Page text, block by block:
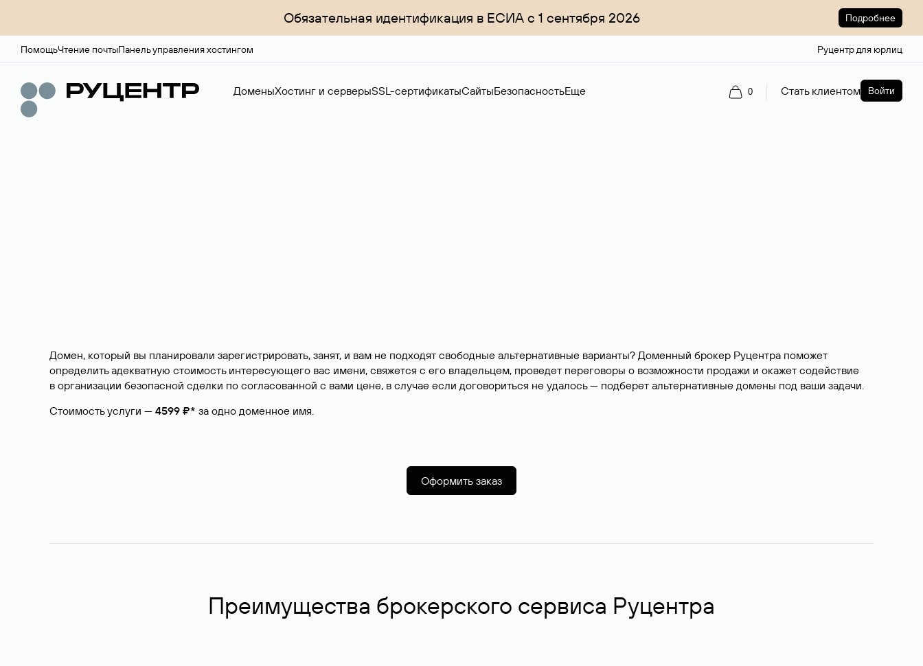
Обязательная идентификация в ЕСИА с 1 сентября 2026 Подробнее
ПомощьЧтение почтыПанель управления хостингом Руцентр для юрлиц
ДоменыХостинг и серверыSSL-сертификатыСайтыБезопасностьЕще 0 Стать клиентом Войти
Домен, который вы планировали зарегистрировать, занят, и вам не подходят свободные альтернативные варианты? Доменный брокер Руцентра поможет
определить адекватную стоимость интересующего вас имени, свяжется с его владельцем, проведет переговоры о возможности продажи и окажет содействие
в организации безопасной сделки по согласованной с вами цене, в случае если договориться не удалось — подберет альтернативные домены под ваши задачи.
Стоимость услуги — 4599 ₽* за одно доменное имя.
Оформить заказ
Преимущества брокерского сервиса Руцентра